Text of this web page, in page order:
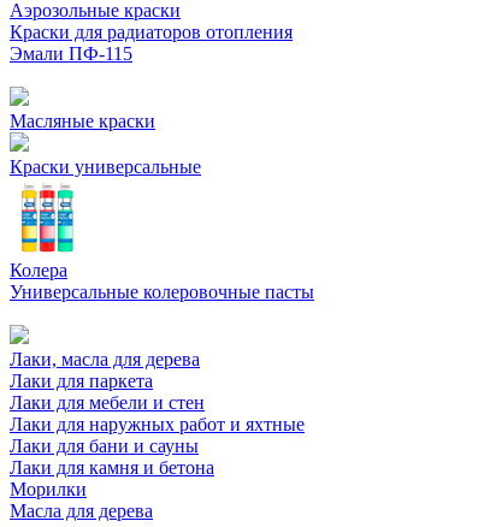
Аэрозольные краски
Краски для радиаторов отопления
Эмали ПФ-115
Масляные краски
Краски универсальные
Колера
Универсальные колеровочные пасты
Лаки, масла для дерева
Лаки для паркета
Лаки для мебели и стен
Лаки для наружных работ и яхтные
Лаки для бани и сауны
Лаки для камня и бетона
Морилки
Масла для дерева